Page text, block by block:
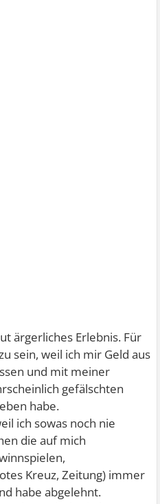
ärgerliches Erlebnis. Für
sein, weil ich mir Geld aus
und mit meiner
gefälschten
habe.
ich sowas noch nie
die auf mich
Kreuz, Zeitung) immer
habe abgelehnt.